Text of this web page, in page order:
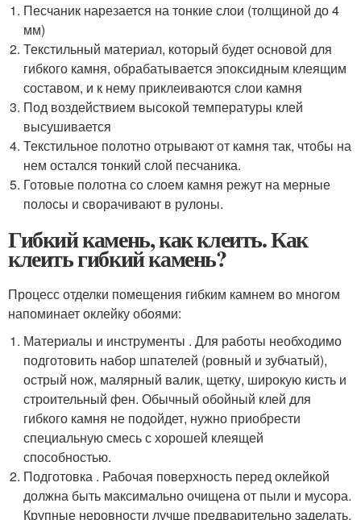
Песчаник нарезается на тонкие слои (толщиной до 4
мм)
Текстильный материал, который будет основой для
гибкого камня, обрабатывается эпоксидным клеящим
составом, и к нему приклеиваются слои камня
Под воздействием высокой температуры клей
высушивается
Текстильное полотно отрывают от камня так, чтобы на
нем остался тонкий слой песчаника.
Готовые полотна со слоем камня режут на мерные
полосы и сворачивают в рулоны.
Гибкий камень, как клеить. Как
клеить гибкий камень?
Процесс отделки помещения гибким камнем во многом
напоминает оклейку обоями:
Материалы и инструменты . Для работы необходимо
подготовить набор шпателей (ровный и зубчатый),
острый нож, малярный валик, щетку, широкую кисть и
строительный фен. Обычный обойный клей для
гибкого камня не подойдет, нужно приобрести
специальную смесь с хорошей клеящей
способностью.
Подготовка . Рабочая поверхность перед оклейкой
должна быть максимально очищена от пыли и мусора.
Крупные неровности лучше предварительно заделать,